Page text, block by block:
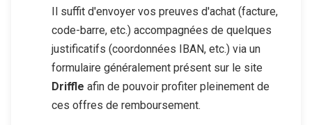
Il suffit d'envoyer vos preuves d'achat (facture,
code-barre, etc.) accompagnées de quelques
justificatifs (coordonnées IBAN, etc.) via un
formulaire généralement présent sur le site
Driffle afin de pouvoir profiter pleinement de
ces offres de remboursement.